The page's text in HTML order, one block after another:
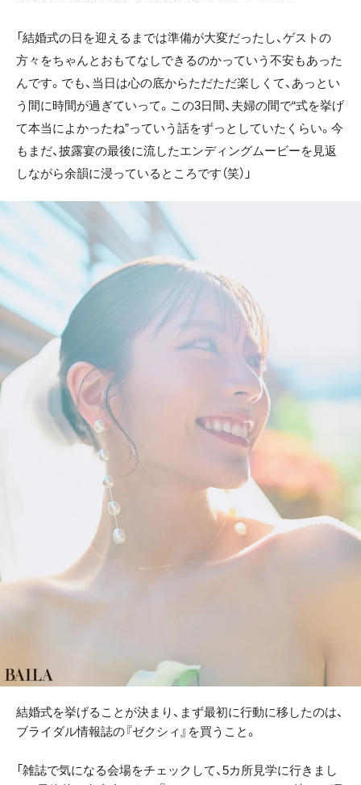
「結婚式の日を迎えるまでは準備が大変だったし、ゲストの
方々をちゃんとおもてなしできるのかっていう不安もあった
んです。でも、当日は心の底からただただ楽しくて、あっとい
う間に時間が過ぎていって。この3日間、夫婦の間で“式を挙げ
て本当によかったね”っていう話をずっとしていたくらい。今
もまだ、披露宴の最後に流したエンディングムービーを見返
しながら余韻に浸っているところです（笑）」
結婚式を挙げることが決まり、まず最初に行動に移したのは、
ブライダル情報誌の『ゼクシィ』を買うこと。
「雑誌で気になる会場をチェックして、5カ所見学に行きまし